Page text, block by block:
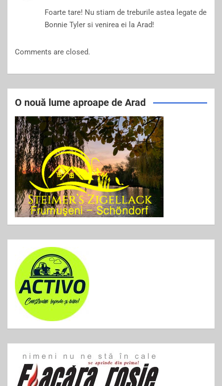
Foarte tare! Nu stiam de treburile astea legate de
Bonnie Tyler si venirea ei la Arad!
Comments are closed.
O nouă lume aproape de Arad